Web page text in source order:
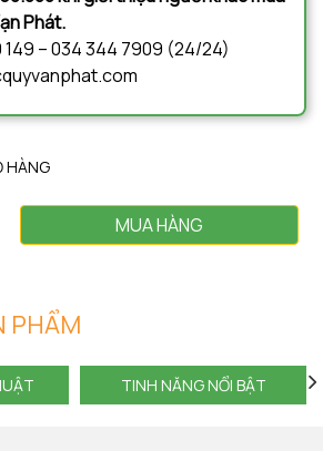
Phát.
– 034 344 7909 (24/24)
HÀNG
MUA HÀNG
PHẨM
TINH NĂNG NỔI BẬT